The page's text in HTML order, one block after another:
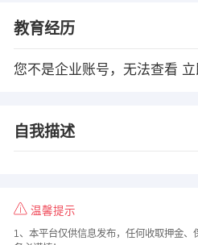
教育经历
您不是企业账号，无法查看
自我描述
温馨提示
1、本平台仅供信息发布，任何收取押金